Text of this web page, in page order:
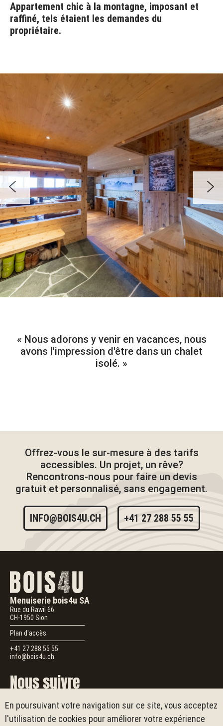
Appartement chic à la montagne, imposant et
raffiné, tels étaient les demandes du
propriétaire.
Nous adorons y venir en vacances, nous
avons l'impression d'être dans un chalet
isolé.
Offrez-vous le sur-mesure à des tarifs
accessibles. Un projet, un rêve?
Rencontrons-nous pour faire un devis
gratuit et personnalisé, sans engagement.
INFO@BOIS4U.CH +41 27 288 55 55
Menuiserie bois4u SA
Rue du Rawil 66
CH-1950 Sion
Plan d'accès
+41 27 288 55 55
info@bois4u.ch
Nous suivre
Suivez-nousPour vous inspirer, laisser un avis ou en savoir plus sur
bois4u
En poursuivant votre navigation sur ce site, vous acceptez
l'utilisation de cookies pour améliorer votre expérience